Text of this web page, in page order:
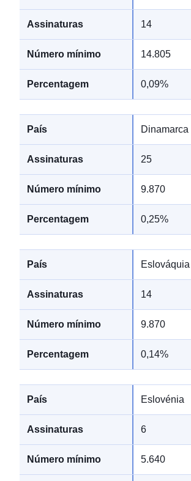
14
14.805
0,09%
Dinamarca
25
9.870
0,25%
Eslováquia
14
9.870
0,14%
Eslovénia
6
5.640